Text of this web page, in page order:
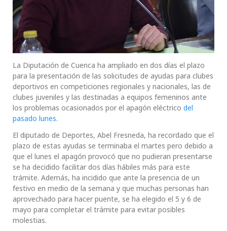
La Diputación de Cuenca ha ampliado en dos días el plazo
para la presentación de las solicitudes de ayudas para clubes
deportivos en competiciones regionales y nacionales, las de
clubes juveniles y las destinadas a equipos femeninos ante
los problemas ocasionados por el apagón eléctrico del
pasado lunes.
El diputado de Deportes, Abel Fresneda, ha recordado que el
plazo de estas ayudas se terminaba el martes pero debido a
que el lunes el apagón provocó que no pudieran presentarse
se ha decidido facilitar dos días hábiles más para este
trámite. Además, ha incidido que ante la presencia de un
festivo en medio de la semana y que muchas personas han
aprovechado para hacer puente, se ha elegido el 5 y 6 de
mayo para completar el trámite para evitar posibles
molestias.